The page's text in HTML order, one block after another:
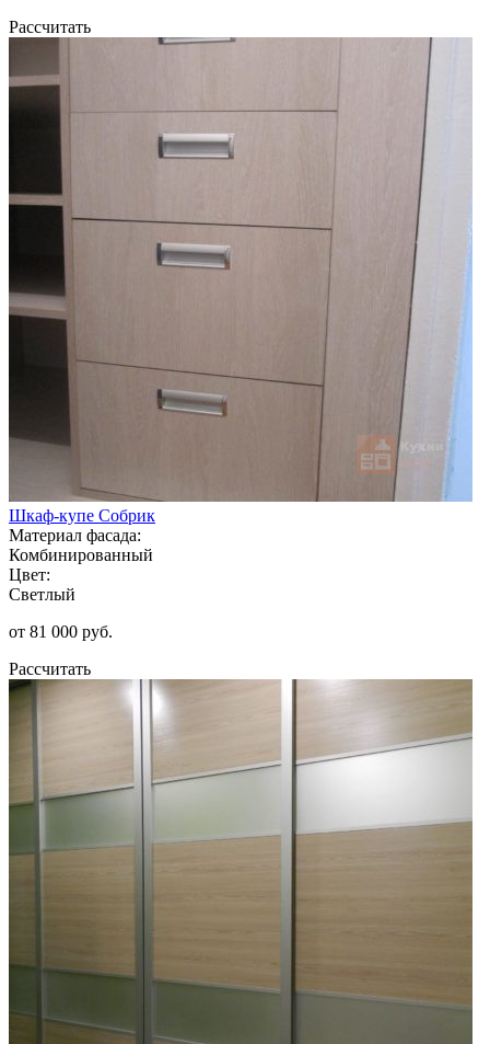
Рассчитать
Шкаф-купе Собрик
Материал фасада:
Комбинированный
Цвет:
Светлый
от 81 000 руб.
Рассчитать